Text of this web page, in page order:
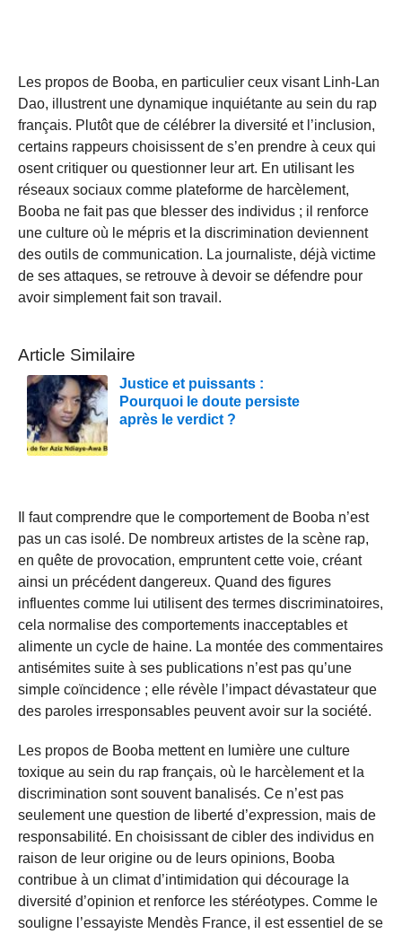
Les propos de Booba, en particulier ceux visant Linh-Lan
Dao, illustrent une dynamique inquiétante au sein du rap
français. Plutôt que de célébrer la diversité et l’inclusion,
certains rappeurs choisissent de s’en prendre à ceux qui
osent critiquer ou questionner leur art. En utilisant les
réseaux sociaux comme plateforme de harcèlement,
Booba ne fait pas que blesser des individus ; il renforce
une culture où le mépris et la discrimination deviennent
des outils de communication. La journaliste, déjà victime
de ses attaques, se retrouve à devoir se défendre pour
avoir simplement fait son travail.
Article Similaire
Justice et puissants :
Pourquoi le doute persiste
après le verdict ?
Il faut comprendre que le comportement de Booba n’est
pas un cas isolé. De nombreux artistes de la scène rap,
en quête de provocation, empruntent cette voie, créant
ainsi un précédent dangereux. Quand des figures
influentes comme lui utilisent des termes discriminatoires,
cela normalise des comportements inacceptables et
alimente un cycle de haine. La montée des commentaires
antisémites suite à ses publications n’est pas qu’une
simple coïncidence ; elle révèle l’impact dévastateur que
des paroles irresponsables peuvent avoir sur la société.
Les propos de Booba mettent en lumière une culture
toxique au sein du rap français, où le harcèlement et la
discrimination sont souvent banalisés. Ce n’est pas
seulement une question de liberté d’expression, mais de
responsabilité. En choisissant de cibler des individus en
raison de leur origine ou de leurs opinions, Booba
contribue à un climat d’intimidation qui décourage la
diversité d’opinion et renforce les stéréotypes. Comme le
souligne l’essayiste Mendès France, il est essentiel de se